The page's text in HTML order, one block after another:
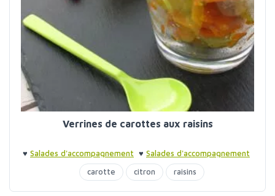
Verrines de carottes aux raisins
♥ Salades d'accompagnement ♥ Salades d'accompagnement
♥ Verrines
carotte citron raisins